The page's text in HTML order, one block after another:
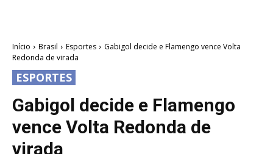
Início Brasil Esportes
Gabigol decide e Flamengo vence Volta
Redonda de virada
ESPORTES
Gabigol decide e Flamengo
vence Volta Redonda de
virada